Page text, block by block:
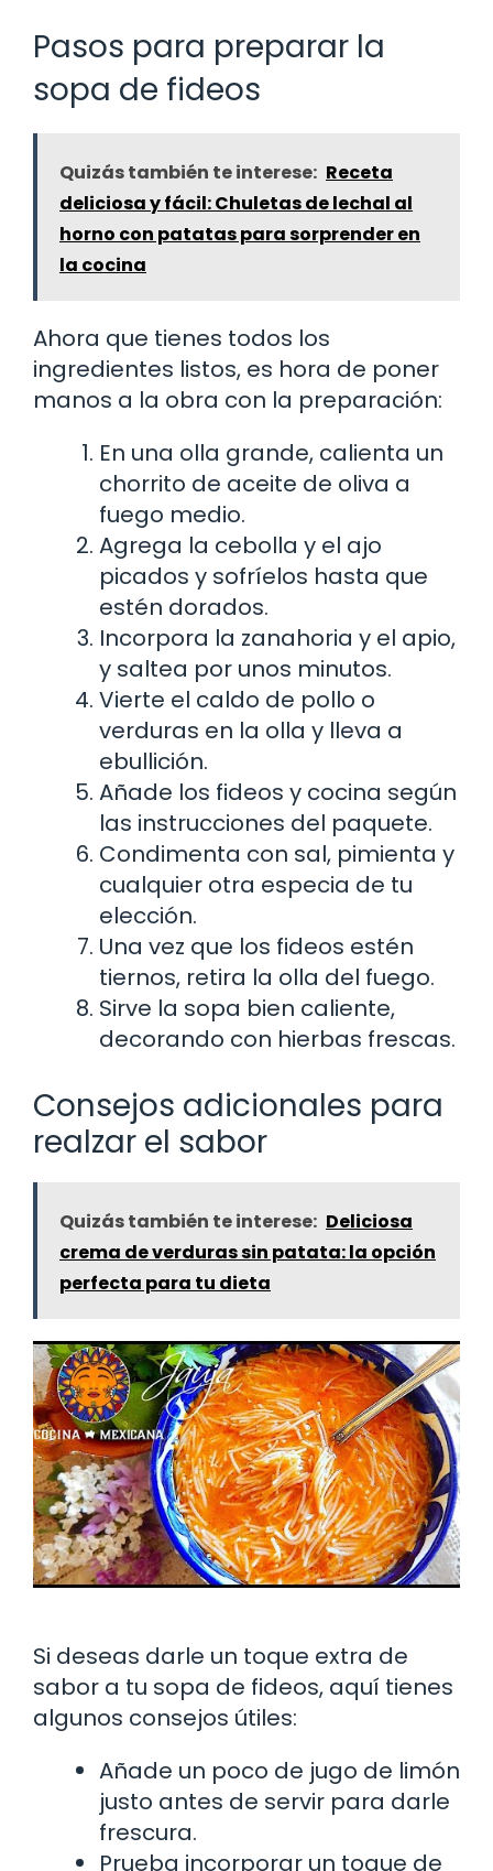
Pasos para preparar la
sopa de fideos
Quizás también te interese: Receta
deliciosa y fácil: Chuletas de lechal al
horno con patatas para sorprender en
la cocina
Ahora que tienes todos los
ingredientes listos, es hora de poner
manos a la obra con la preparación:
En una olla grande, calienta un
chorrito de aceite de oliva a
fuego medio.
Agrega la cebolla y el ajo
picados y sofríelos hasta que
estén dorados.
Incorpora la zanahoria y el apio,
y saltea por unos minutos.
Vierte el caldo de pollo o
verduras en la olla y lleva a
ebullición.
Añade los fideos y cocina según
las instrucciones del paquete.
Condimenta con sal, pimienta y
cualquier otra especia de tu
elección.
Una vez que los fideos estén
tiernos, retira la olla del fuego.
Sirve la sopa bien caliente,
decorando con hierbas frescas.
Consejos adicionales para
realzar el sabor
Quizás también te interese: Deliciosa
crema de verduras sin patata: la opción
perfecta para tu dieta
Si deseas darle un toque extra de
sabor a tu sopa de fideos, aquí tienes
algunos consejos útiles:
Añade un poco de jugo de limón
justo antes de servir para darle
frescura.
Prueba incorporar un toque de